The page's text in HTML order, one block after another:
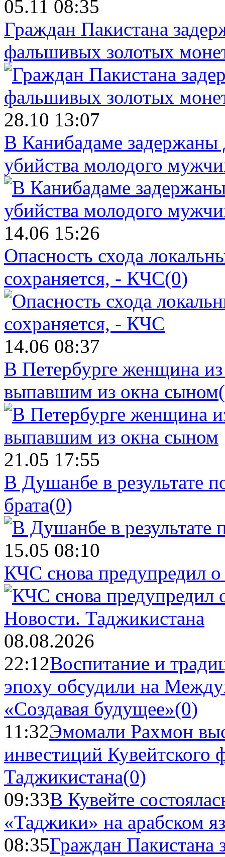
05.11 08:35
Граждан Пакистана
фальшивых золотых
28.10 13:07
В Канибадаме задержаны
убийства молодого
14.06 15:26
Опасность схода
сохраняется, - КЧС(0)
14.06 08:37
В Петербурге женщина
выпавшим из окна сыном
21.05 17:55
В Душанбе в результате
брата(0)
15.05 08:10
КЧС снова предупредил
Новости. Таджикистана
08.08.2026
22:12Воспитание и
эпоху обсудили на
«Создавая будущее»(0)
11:32Эмомали Рахмон
инвестиций Кувейтского
Таджикистана(0)
09:33В Кувейте
«Таджики» на арабском
08:35Граждан Пакистана